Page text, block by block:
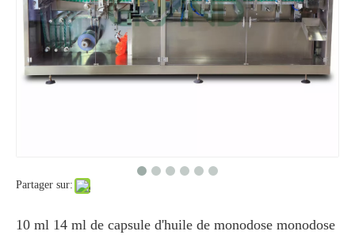
Partager sur:
10 ml 14 ml de capsule d'huile de monodose monodose